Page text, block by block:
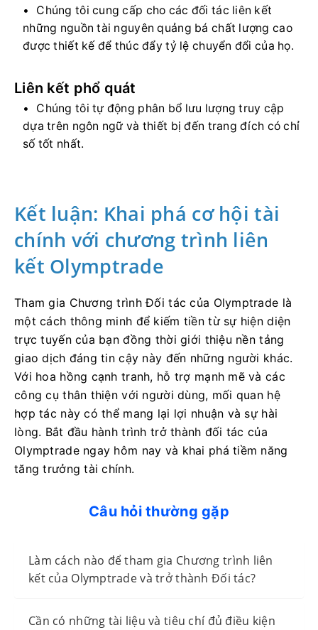
Chúng tôi cung cấp cho các đối tác liên kết
những nguồn tài nguyên quảng bá chất lượng cao
được thiết kế để thúc đẩy tỷ lệ chuyển đổi của họ.
Liên kết phổ quát
Chúng tôi tự động phân bổ lưu lượng truy cập
dựa trên ngôn ngữ và thiết bị đến trang đích có chỉ
số tốt nhất.
Kết luận: Khai phá cơ hội tài
chính với chương trình liên
kết Olymptrade
Tham gia Chương trình Đối tác của Olymptrade là
một cách thông minh để kiếm tiền từ sự hiện diện
trực tuyến của bạn đồng thời giới thiệu nền tảng
giao dịch đáng tin cậy này đến những người khác.
Với hoa hồng cạnh tranh, hỗ trợ mạnh mẽ và các
công cụ thân thiện với người dùng, mối quan hệ
hợp tác này có thể mang lại lợi nhuận và sự hài
lòng. Bắt đầu hành trình trở thành đối tác của
Olymptrade ngay hôm nay và khai phá tiềm năng
tăng trưởng tài chính.
Câu hỏi thường gặp
Làm cách nào để tham gia Chương trình liên
kết của Olymptrade và trở thành Đối tác?
Cần có những tài liệu và tiêu chí đủ điều kiện